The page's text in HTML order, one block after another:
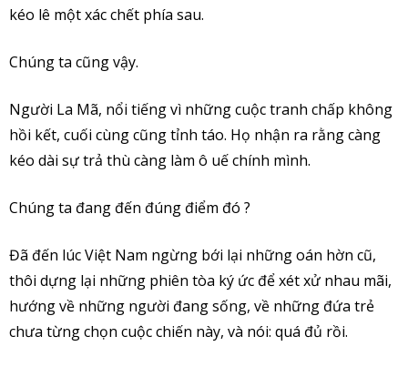
kéo lê một xác chết phía sau.
Chúng ta cũng vậy.
Người La Mã, nổi tiếng vì những cuộc tranh chấp không
hồi kết, cuối cùng cũng tỉnh táo. Họ nhận ra rằng càng
kéo dài sự trả thù càng làm ô uế chính mình.
Chúng ta đang đến đúng điểm đó ?
Đã đến lúc Việt Nam ngừng bới lại những oán hờn cũ,
thôi dựng lại những phiên tòa ký ức để xét xử nhau mãi,
hướng về những người đang sống, về những đứa trẻ
chưa từng chọn cuộc chiến này, và nói: quá đủ rồi.